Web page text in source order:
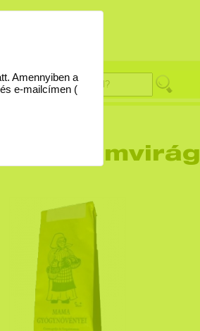
körömvirág
Amennyiben a
e-mailcímen (